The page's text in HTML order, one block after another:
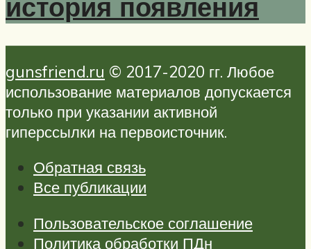
gunsfriend.ru © 2017-2020 гг. Любое
использование материалов допускается
только при указании активной
гиперссылки на первоисточник.
Обратная связь
Все публикации
Пользовательское соглашение
Политика обработки ПДн